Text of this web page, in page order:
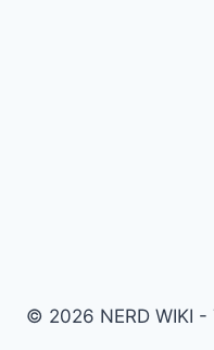
© 2026 NERD WIKI -